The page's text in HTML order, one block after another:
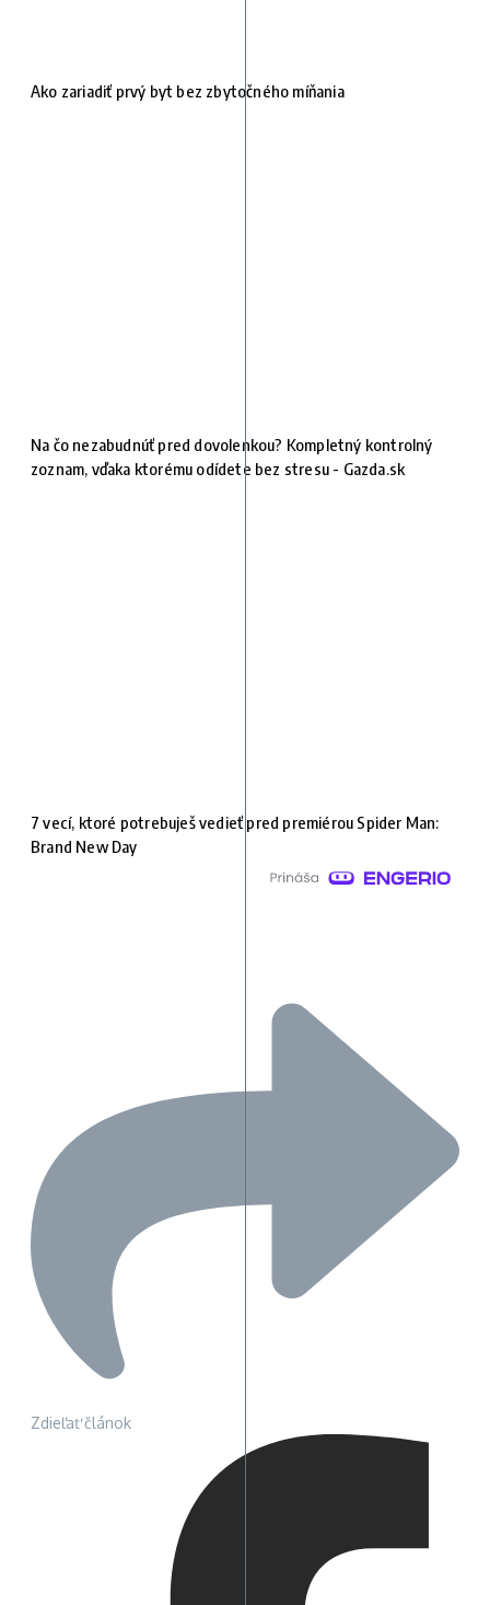
Ako zariadiť prvý byt bez zbytočného míňania
Na čo nezabudnúť pred dovolenkou? Kompletný kontrolný
zoznam, vďaka ktorému odídete bez stresu - Gazda.sk
7 vecí, ktoré potrebuješ vedieť pred premiérou Spider Man:
Brand New Day
Zdieľať článok